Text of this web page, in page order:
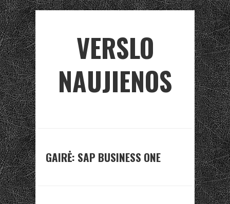
VERSLO
NAUJIENOS
GAIRĖ: SAP BUSINESS ONE